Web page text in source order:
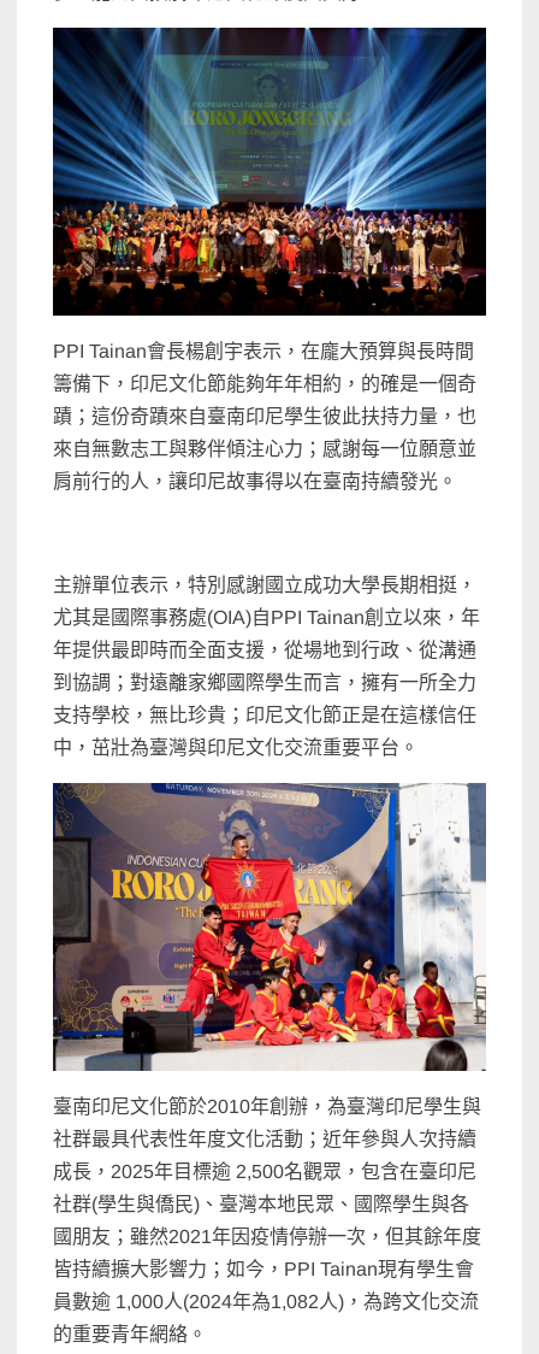
PPI Tainan會長楊創宇表示，在龐大預算與長時間
籌備下，印尼文化節能夠年年相約，的確是一個奇
蹟；這份奇蹟來自臺南印尼學生彼此扶持力量，也
來自無數志工與夥伴傾注心力；感謝每一位願意並
肩前行的人，讓印尼故事得以在臺南持續發光。
主辦單位表示，特別感謝國立成功大學長期相挺，
尤其是國際事務處(OIA)自PPI Tainan創立以來，年
年提供最即時而全面支援，從場地到行政、從溝通
到協調；對遠離家鄉國際學生而言，擁有一所全力
支持學校，無比珍貴；印尼文化節正是在這樣信任
中，茁壯為臺灣與印尼文化交流重要平台。
臺南印尼文化節於2010年創辦，為臺灣印尼學生與
社群最具代表性年度文化活動；近年參與人次持續
成長，2025年目標逾 2,500名觀眾，包含在臺印尼
社群(學生與僑民)、臺灣本地民眾、國際學生與各
國朋友；雖然2021年因疫情停辦一次，但其餘年度
皆持續擴大影響力；如今，PPI Tainan現有學生會
員數逾 1,000人(2024年為1,082人)，為跨文化交流
的重要青年網絡。